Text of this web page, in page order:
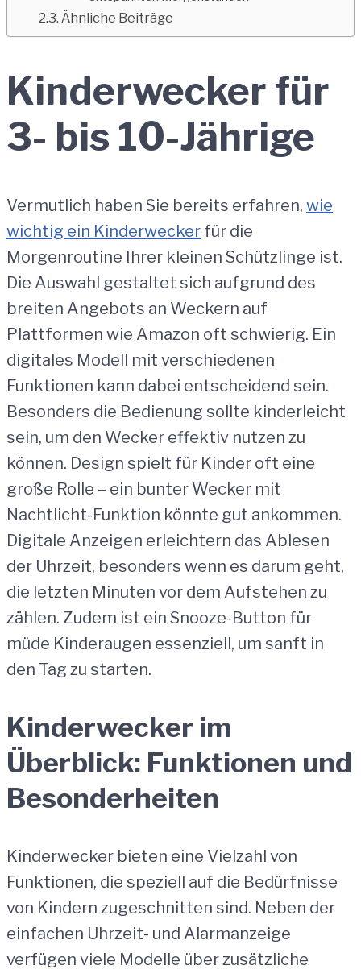
Ähnliche Beiträge
Kinderwecker für
3- bis 10-Jährige
Vermutlich haben Sie bereits erfahren, wie
wichtig ein Kinderwecker für die
Morgenroutine Ihrer kleinen Schützlinge ist.
Die Auswahl gestaltet sich aufgrund des
breiten Angebots an Weckern auf
Plattformen wie Amazon oft schwierig. Ein
digitales Modell mit verschiedenen
Funktionen kann dabei entscheidend sein.
Besonders die Bedienung sollte kinderleicht
sein, um den Wecker effektiv nutzen zu
können. Design spielt für Kinder oft eine
große Rolle – ein bunter Wecker mit
Nachtlicht-Funktion könnte gut ankommen.
Digitale Anzeigen erleichtern das Ablesen
der Uhrzeit, besonders wenn es darum geht,
die letzten Minuten vor dem Aufstehen zu
zählen. Zudem ist ein Snooze-Button für
müde Kinderaugen essenziell, um sanft in
den Tag zu starten.
Kinderwecker im
Überblick: Funktionen und
Besonderheiten
Kinderwecker bieten eine Vielzahl von
Funktionen, die speziell auf die Bedürfnisse
von Kindern zugeschnitten sind. Neben der
einfachen Uhrzeit- und Alarmanzeige
verfügen viele Modelle über zusätzliche